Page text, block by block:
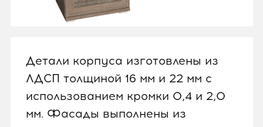
Детали корпуса изготовлены из
ЛДСП толщиной 16 мм и 22 мм с
использованием кромки 0,4 и 2,0
мм. Фасады выполнены из